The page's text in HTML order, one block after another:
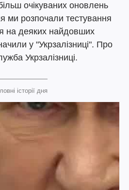
очікуваних оновлень
ми розпочали тестування
на деяких найдовших
у "Укрзалізниці". Про
Укрзалізниці.
історії дня